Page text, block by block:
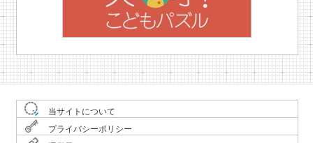
当サイトについて
プライバシーポリシー